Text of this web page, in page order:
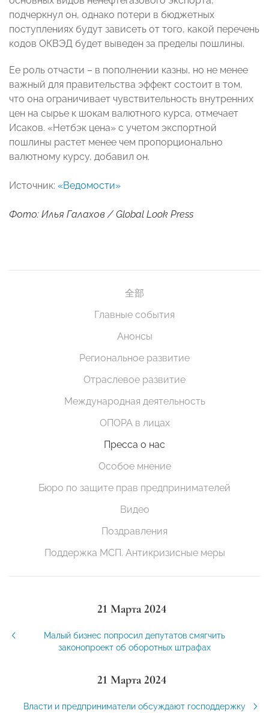
подчеркнул он, однако потери в бюджетных
поступлениях будут зависеть от того, какой перечень
кодов ОКВЭД будет выведен за пределы пошлины.
Ее роль отчасти – в пополнении казны, но не менее
важный для правительства эффект состоит в том,
что она ограничивает чувствительность внутренних
цен на сырье к шокам валютного курса, отмечает
Исаков. «Нетбэк цена» с учетом экспортной
пошлины растет менее чем пропорционально
валютному курсу, добавил он.
Источник: «Ведомости»
Фото: Илья Галахов / Global Look Press
全部
Главные события
Анонсы
Региональное развитие
Отраслевое развитие
Международная деятельность
ОПОРА в лицах
Пресса о нас
Особое мнение
Бюро по защите прав предпринимателей
Видео
Поздравления
Поддержка МСП. Антикризисные меры
21 Марта 2024
Малый бизнес попросил депутатов смягчить
законопроект об оборотных штрафах
21 Марта 2024
Власти и предприниматели обсуждают господдержку